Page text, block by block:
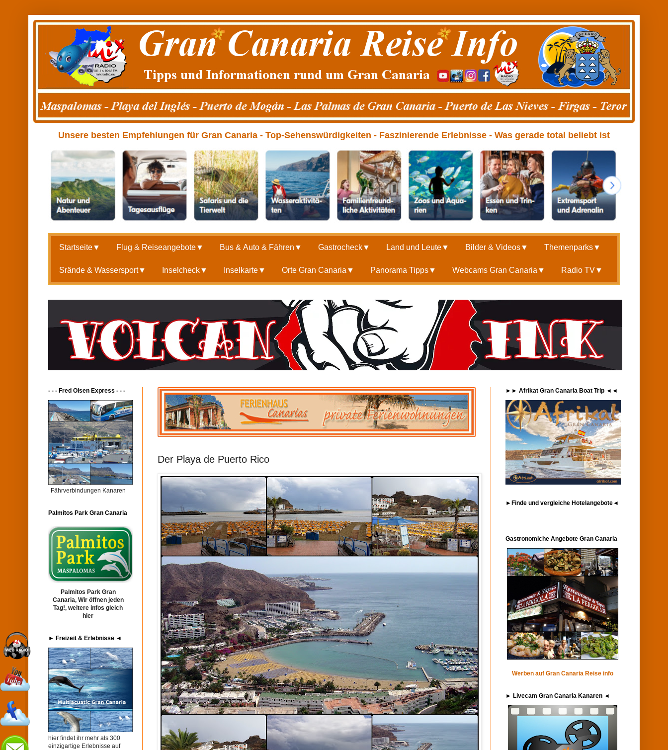
Unsere besten Empfehlungen für Gran Canaria - Top-Sehenswürdigkeiten - Faszinierende Erlebnisse - Was gerade total beliebt ist
Startseite▼ Flug & Reiseangebote▼ Bus & Auto & Fähren ▼ Gastrocheck▼ Land und Leute▼ Bilder & Videos▼ Themenparks▼
Srände & Wassersport▼ Inselcheck▼ Inselkarte▼ Orte Gran Canaria ▼ Panorama Tipps▼ Webcams Gran Canaria ▼ Radio TV▼
Der Playa de Puerto Rico
- - - Fred Olsen Express - - -
Fährverbindungen Kanaren
Palmitos Park Gran Canaria
Palmitos Park Gran
Canaria, Wir öffnen jeden
Tag!, weitere infos gleich
hier
► Freizeit & Erlebnisse ◄
hier findet ihr mehr als 300
einzigartige Erlebnisse auf
►► Afrikat Gran Canaria Boat Trip ◄◄
►Finde und vergleiche Hotelangebote◄
Gastronomiche Angebote Gran Canaria
Werben auf Gran Canaria Reise info
► Livecam Gran Canaria Kanaren ◄